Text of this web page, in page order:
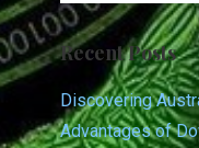
Recent Posts
Discovering
Advantages of